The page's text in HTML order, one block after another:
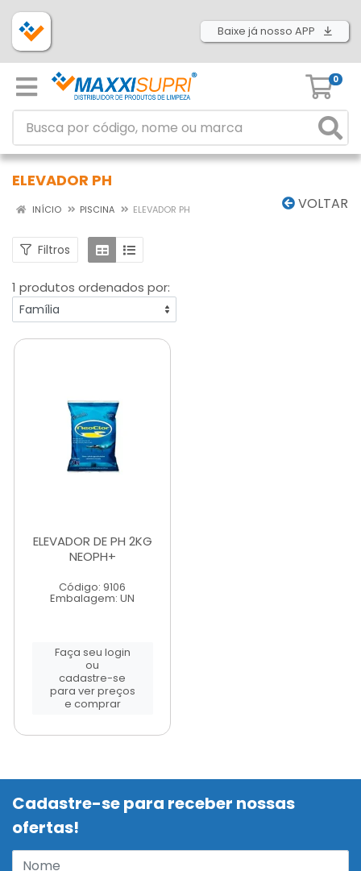
Baixe já nosso APP
0
ELEVADOR PH
VOLTAR
INÍCIO PISCINA ELEVADOR PH
Filtros
1 produtos ordenados por:
ELEVADOR DE PH 2KG
NEOPH+
Código: 9106
Embalagem: UN
Faça seu login
ou
cadastre-se
para ver preços
e comprar
Cadastre-se para receber nossas
ofertas!